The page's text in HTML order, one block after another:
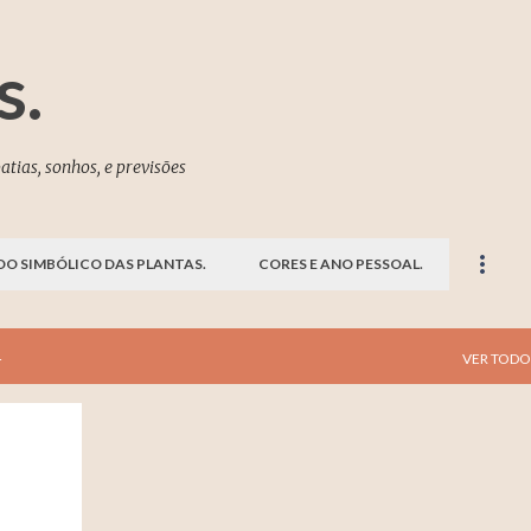
sonhos, e previsões
SIMBÓLICO DAS PLANTAS. CORES E ANO PESSOAL.
VER